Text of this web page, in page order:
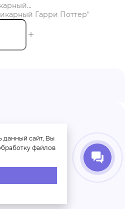
Гарри Поттер"
00
данный сайт, Вы
файлов